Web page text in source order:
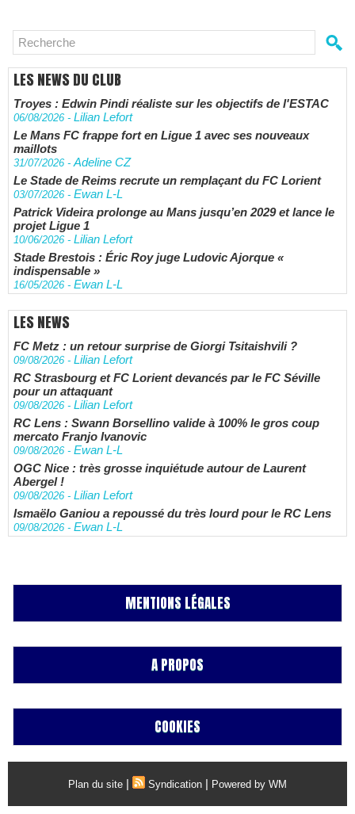
LES NEWS DU CLUB
Troyes : Edwin Pindi réaliste sur les objectifs de l'ESTAC
06/08/2026 - Lilian Lefort
Le Mans FC frappe fort en Ligue 1 avec ses nouveaux
maillots
31/07/2026 -Adeline CZ
Le Stade de Reims recrute un remplaçant du FC Lorient
03/07/2026 - Ewan L-L
Patrick Videira prolonge au Mans jusqu’en 2029 et lance le
projet Ligue 1
10/06/2026 - Lilian Lefort
Stade Brestois : Éric Roy juge Ludovic Ajorque «
indispensable »
16/05/2026 - Ewan L-L
LES NEWS
FC Metz : un retour surprise de Giorgi Tsitaishvili ?
09/08/2026 - Lilian Lefort
RC Strasbourg et FC Lorient devancés par le FC Séville
pour un attaquant
09/08/2026 - Lilian Lefort
RC Lens : Swann Borsellino valide à 100% le gros coup
mercato Franjo Ivanovic
09/08/2026 - Ewan L-L
OGC Nice : très grosse inquiétude autour de Laurent
Abergel !
09/08/2026 - Lilian Lefort
Ismaëlo Ganiou a repoussé du très lourd pour le RC Lens
09/08/2026 - Ewan L-L
MENTIONS LÉGALES
A PROPOS
COOKIES
Plan du site | Syndication | Powered by WM